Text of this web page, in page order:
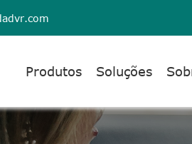
Produtos Soluções